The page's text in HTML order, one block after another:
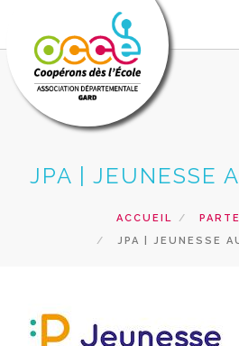
GERER SA COOPERATIVE
ACTIONS PÉDAGOGIQUES
RESSOURCES PEDAGOGIQUES
RECHERCHER
JPA | JEUNESSE
ACCUEIL
JPA | JEUNESSE